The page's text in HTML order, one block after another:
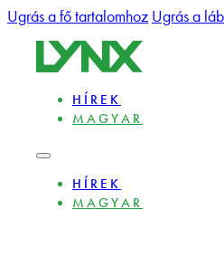
Ugrás a fő tartalomhoz Ugrás a
HÍREK
MAGYAR
HÍREK
MAGYAR